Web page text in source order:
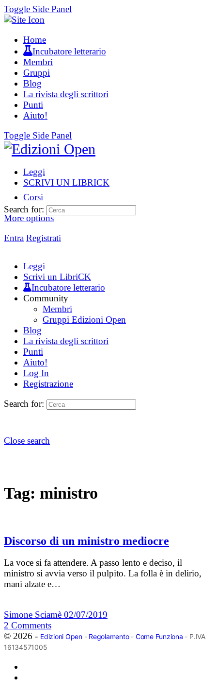
Toggle Side Panel
Home
Incubatore letterario
Membri
Gruppi
Blog
La rivista degli scrittori
Punti
Aiuto!
Toggle Side Panel
Leggi
SCRIVI UN LIBRICK
Corsi
More options
Entra Registrati
Search for:
Leggi
Scrivi un LibriCK
Incubatore letterario
Community
Membri
Gruppi Edizioni Open
Blog
La rivista degli scrittori
Punti
Aiuto!
Log In
Registrazione
Search for:
Close search
Tag: ministro
Discorso di un ministro mediocre
La voce si fa attendere. A passo lento e deciso, il
ministro si avvia verso il pulpito. La folla è in delirio,
mani alzate e…
Simone Sciamè 02/07/2019
2 Comments
© 2026 - Edizioni Open- Regolamento- Come Funziona - P.IVA
16134571005